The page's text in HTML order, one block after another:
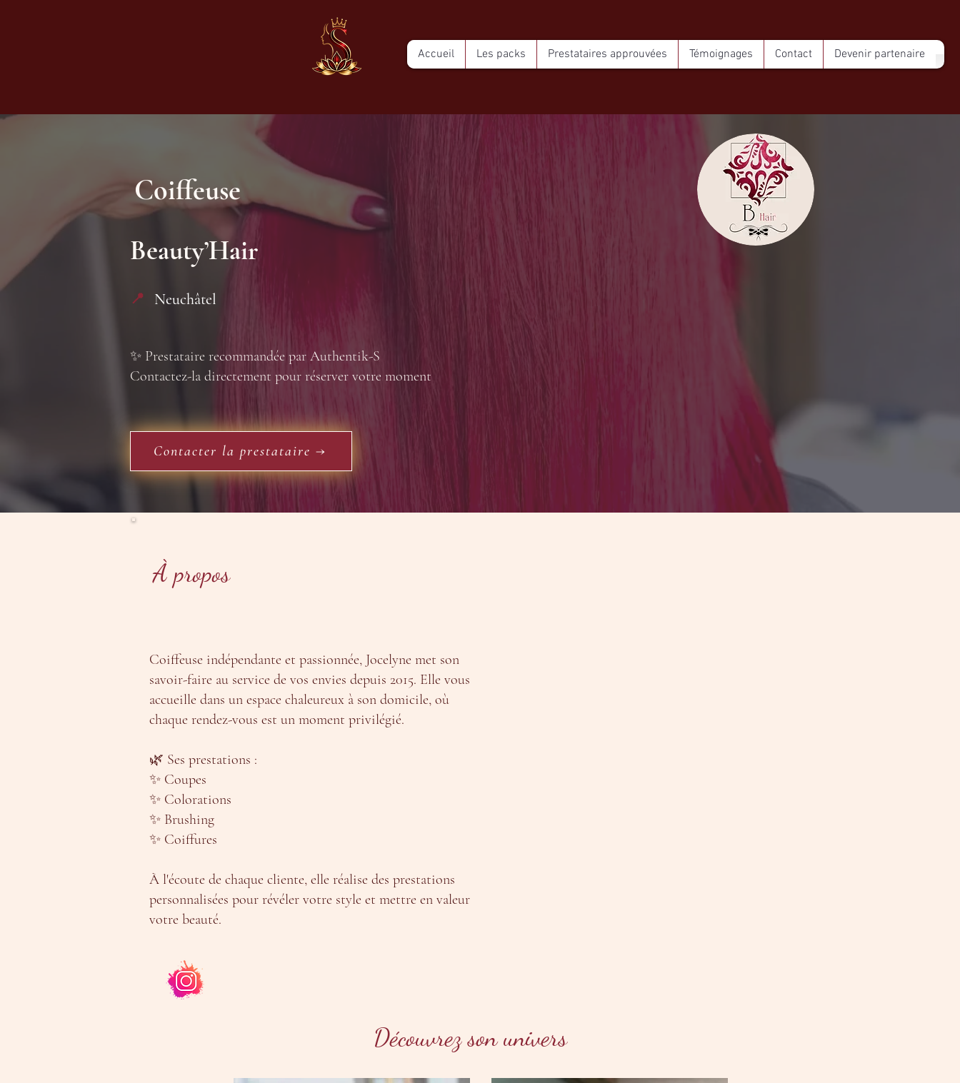
Accueil Les packs Prestataires approuvées Témoignages Contact Devenir partenaire
Coiffeuse
Beauty’Hair
📍 Neuchâtel
✨ Prestataire recommandée par Authentik-S
Contactez-la directement pour réserver votre moment
Contacter la prestataire →
À propos
Coiffeuse indépendante et passionnée, Jocelyne met son
savoir-faire au service de vos envies depuis 2015. Elle vous
accueille dans un espace chaleureux à son domicile, où
chaque rendez-vous est un moment privilégié.
🌿 Ses prestations :
✨ Coupes
✨ Colorations
✨ Brushing
✨ Coiffures
À l'écoute de chaque cliente, elle réalise des prestations
personnalisées pour révéler votre style et mettre en valeur
votre beauté.
Découvrez son univers